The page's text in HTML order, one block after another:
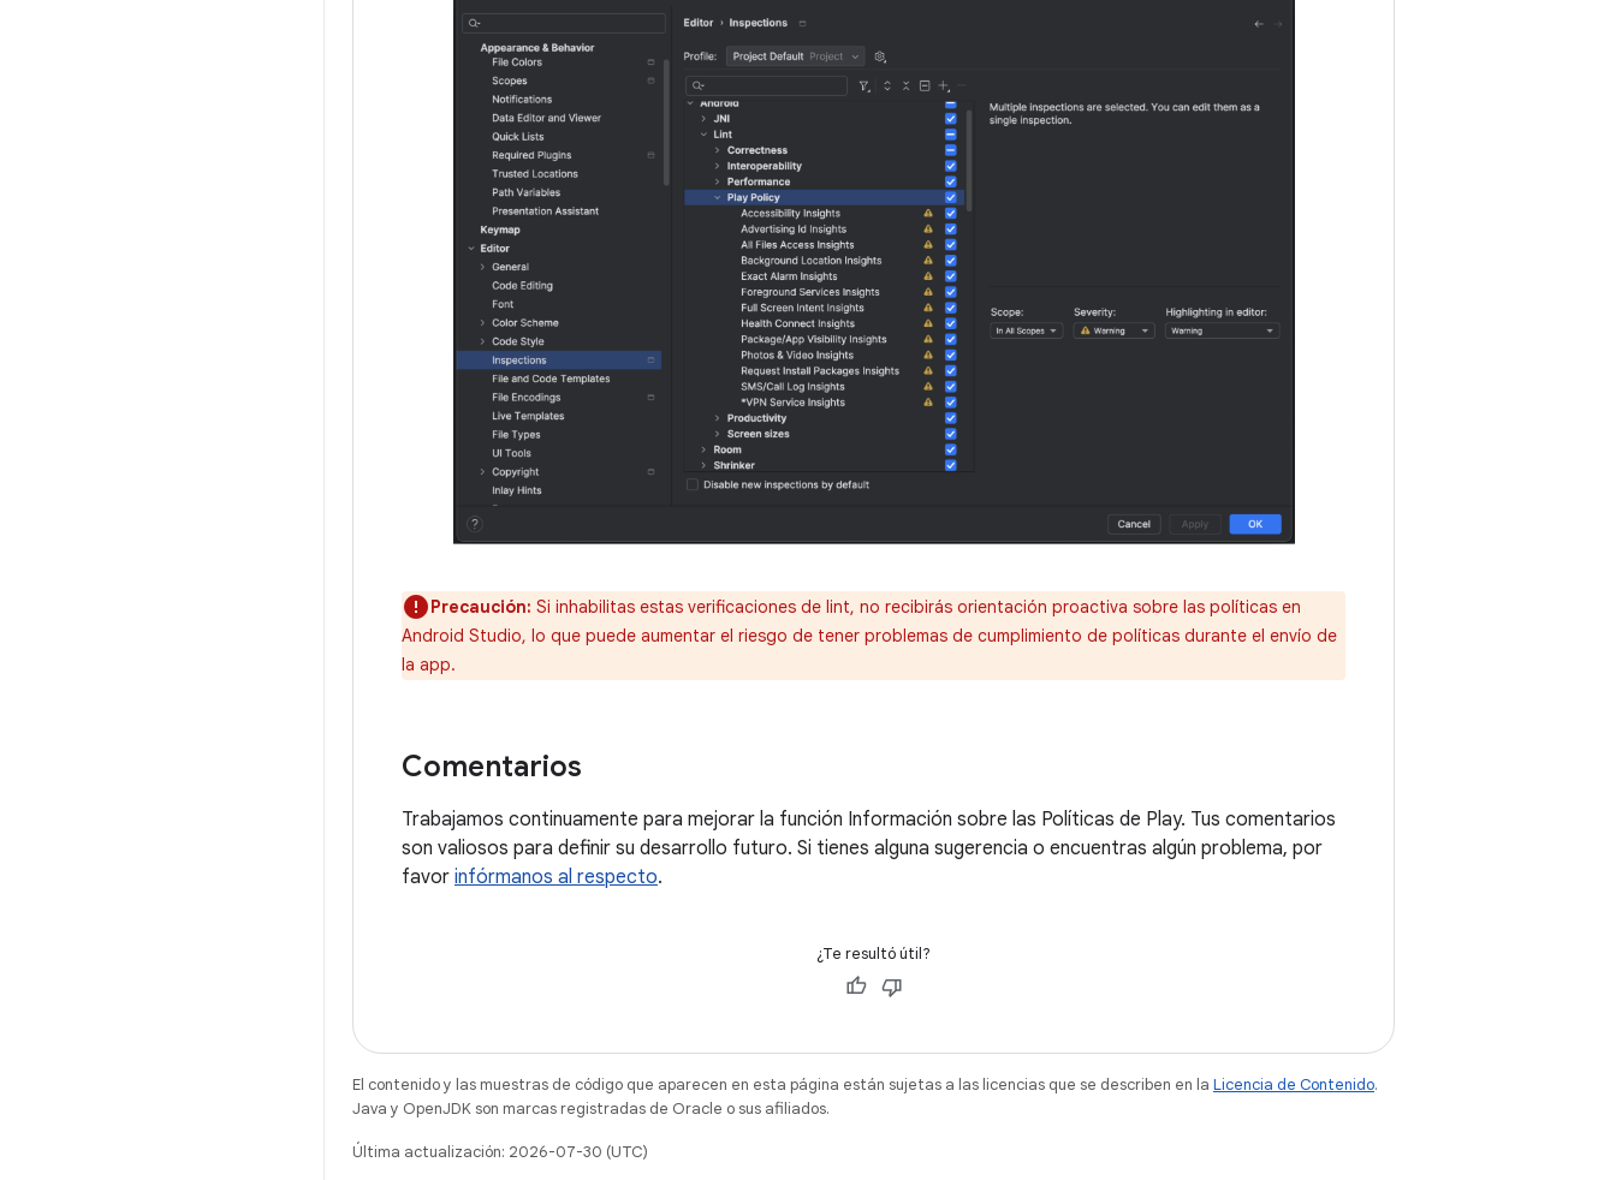
Precaución: Si inhabilitas estas verificaciones de lint, no recibirás orientación proactiva sobre las políticas en
Android Studio, lo que puede aumentar el riesgo de tener problemas de cumplimiento de políticas durante el envío de
la app.
Comentarios
Trabajamos continuamente para mejorar la función Información sobre las Políticas de Play. Tus comentarios
son valiosos para definir su desarrollo futuro. Si tienes alguna sugerencia o encuentras algún problema, por
favor infórmanos al respecto.
¿Te resultó útil?
El contenido y las muestras de código que aparecen en esta página están sujetas a las licencias que se describen en la Licencia de Contenido.
Java y OpenJDK son marcas registradas de Oracle o sus afiliados.
Última actualización: 2026-07-30 (UTC)